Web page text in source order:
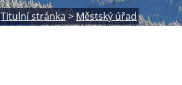
Titulní stránka>Městský úřad